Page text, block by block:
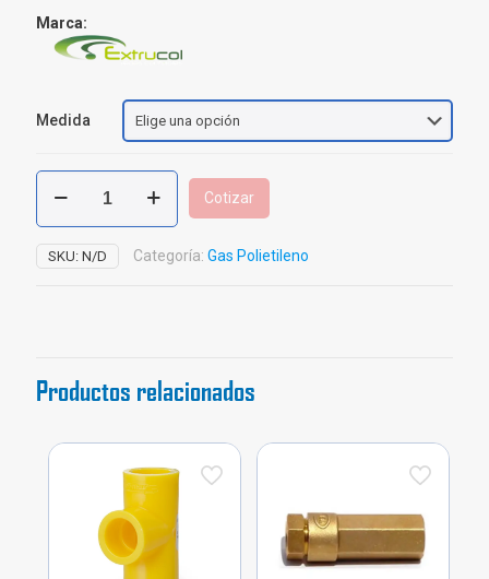
Marca:
Medida
Unión
Polietileno
Gas
cantidad
Cotizar
SKU: N/D Categoría: Gas Polietileno
Productos relacionados